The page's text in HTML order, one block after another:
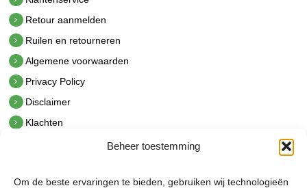
Beheer toestemming
Om de beste ervaringen te bieden, gebruiken wij technologieën
Retour aanmelden
Ruilen en retourneren
Algemene voorwaarden
Privacy Policy
Disclaimer
Klachten
hetindustriehuis B.V.